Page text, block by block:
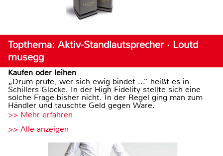
Topthema: Aktiv-Standlautsprecher · Loutd
musegg
Kaufen oder leihen
„Drum prüfe, wer sich ewig bindet ...“ heißt es in
Schillers Glocke. In der High Fidelity stellte sich eine
solche Frage bisher nicht. In der Regel ging man zum
Händler und tauschte Geld gegen Ware.
>> Mehr erfahren
>> Alle anzeigen